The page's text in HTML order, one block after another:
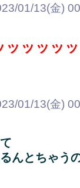
01/13(金)
ッッッッ
01/13(金)
んとちゃう